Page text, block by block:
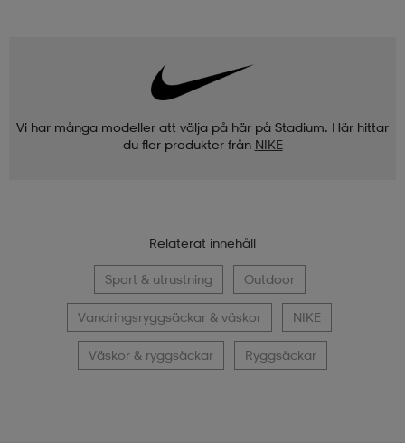
Vi har många modeller att välja på här på Stadium. Här hittar
du fler produkter från NIKE
Relaterat innehåll
Sport & utrustning Outdoor
Vandringsryggsäckar & väskor NIKE
Väskor & ryggsäckar Ryggsäckar